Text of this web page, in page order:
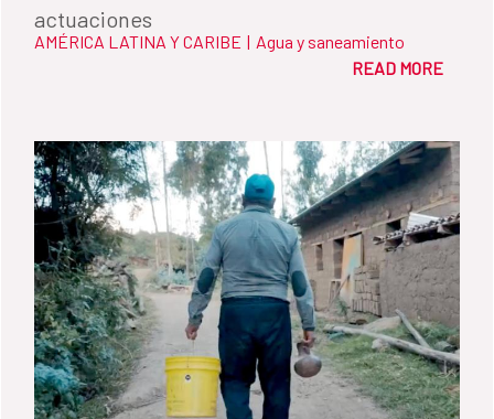
actuaciones
AMÉRICA LATINA Y CARIBE | Agua y saneamiento
READ MORE